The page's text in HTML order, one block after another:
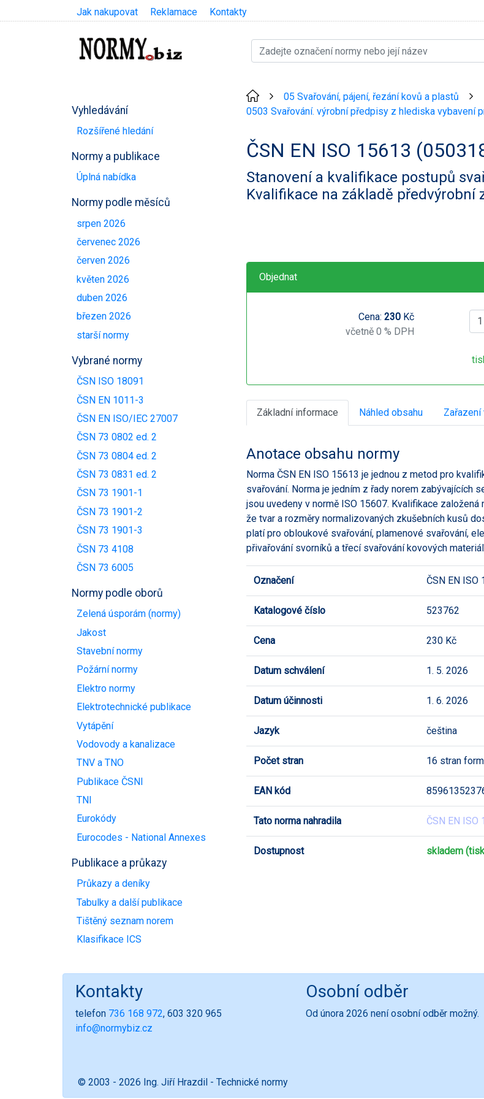
Jak nakupovat Reklamace Kontakty
Vyhledávání
Rozšířené hledání
Normy a publikace
Úplná nabídka
Normy podle měsíců
srpen 2026
červenec 2026
červen 2026
květen 2026
duben 2026
březen 2026
starší normy
Vybrané normy
ČSN ISO 18091
ČSN EN 1011-3
ČSN EN ISO/IEC 27007
ČSN 73 0802 ed. 2
ČSN 73 0804 ed. 2
ČSN 73 0831 ed. 2
ČSN 73 1901-1
ČSN 73 1901-2
ČSN 73 1901-3
ČSN 73 4108
ČSN 73 6005
Normy podle oborů
Zelená úsporám (normy)
Jakost
Stavební normy
Požární normy
Elektro normy
Elektrotechnické publikace
Vytápění
Vodovody a kanalizace
TNV a TNO
Publikace ČSNI
TNI
Eurokódy
Eurocodes - National Annexes
Publikace a průkazy
Průkazy a deníky
Tabulky a další publikace
Tištěný seznam norem
Klasifikace ICS
05 Svařování, pájení, řezání kovů a plastů
0503 Svařování. výrobní předpisy z hlediska vybavení
ČSN EN ISO 15613
Stanovení a kvalifikace postupů
Kvalifikace na základě předvýrobní
Objednat
Cena: 230Kč
včetně 0 % DPH
Základní informace Náhled obsahu
Anotace obsahu normy
Norma ČSN EN ISO 15613 je jednou z metod pro
svařování. Norma je jedním z řady norem
jsou uvedeny v normě ISO 15607. Kvalifikace
že tvar a rozměry normalizovaných zkušebních kusů
platí pro obloukové svařování, plamenové svařování,
přivařování svorníků a třecí svařování kovových
Označení ČSN EN
Katalogové číslo 523762
Cena 230 Kč
Datum schválení 1. 5. 2026
Datum účinnosti 1. 6. 2026
Jazyk čeština
Počet stran 16 stran
EAN kód
Tato norma nahradila ČSN EN ISO
Dostupnost skladem
Kontakty
telefon 736 168 972, 603 320 965
info@normybiz.cz
Osobní odběr
Od února 2026 není osobní odběr možný.
© 2003 - 2026 Ing. Jiří Hrazdil - Technické normy